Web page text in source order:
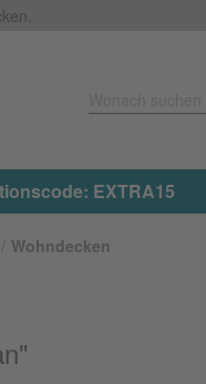
Jetzt
Wohndecken